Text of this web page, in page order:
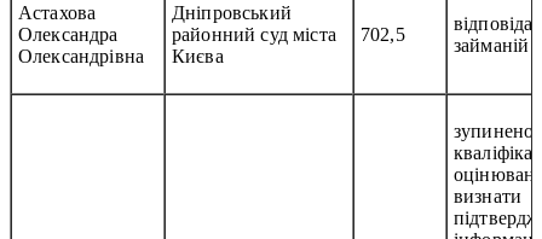
Астахова
Олександра
Олександрівна
Дніпровський
районний суд міста
Києва
702,5
відповідає
займаній
зупинено
визнати